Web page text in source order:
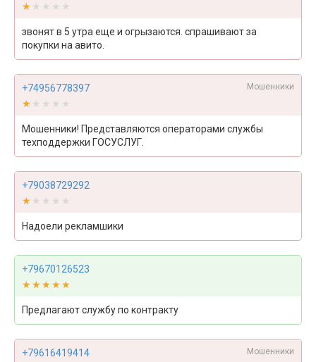
★★★★★
★★★★★
звонят в 5 утра еще и огрызаются. спрашивают за
покупки на авито.
+74956778397 Мошенники
★★★★★
★★★★★
Мошенники! Представляются операторами службы
техподдержки ГОСУСЛУГ.
+79038729292
★★★★★
★★★★★
Надоели рекламшики
+79670126523
★★★★★
★★★★★
Предлагают службу по контракту
+79616419414 Мошенники